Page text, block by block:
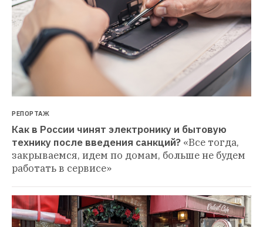
РЕПОРТАЖ
Как в России чинят электронику и бытовую
технику после введения санкций? «Все тогда,
закрываемся, идем по домам, больше не будем
работать в сервисе»